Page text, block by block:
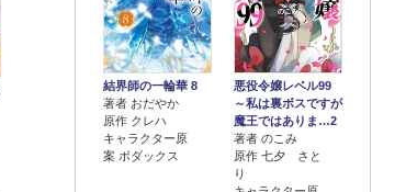
結界師の一輪華 8
著者 おだやか
原作 クレハ
キャラクター原
案 ボダックス
悪役令嬢レベル99
～私は裏ボスですが
魔王ではありま…2
著者 のこみ
原作 七夕 さと
り